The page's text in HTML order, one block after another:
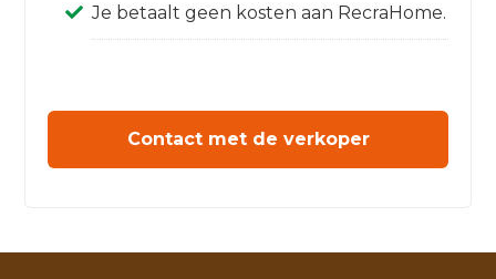
Je betaalt geen kosten aan RecraHome.
Contact met de verkoper